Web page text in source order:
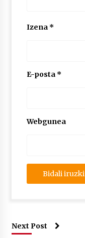
Izena *
E-posta *
Webgunea
Next Post